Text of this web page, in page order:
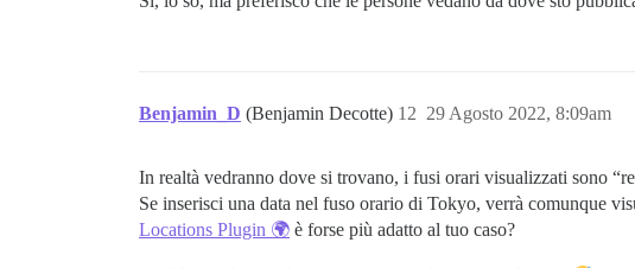
Benjamin_D (Benjamin Decotte) 29 Agosto 2022, 8:09am
12
In realtà vedranno dove si trovano, i fusi orari visualizzati sono
Se inserisci una data nel fuso orario di Tokyo, verrà comunque
Locations Plugin 🌍 è forse più adatto al tuo caso?